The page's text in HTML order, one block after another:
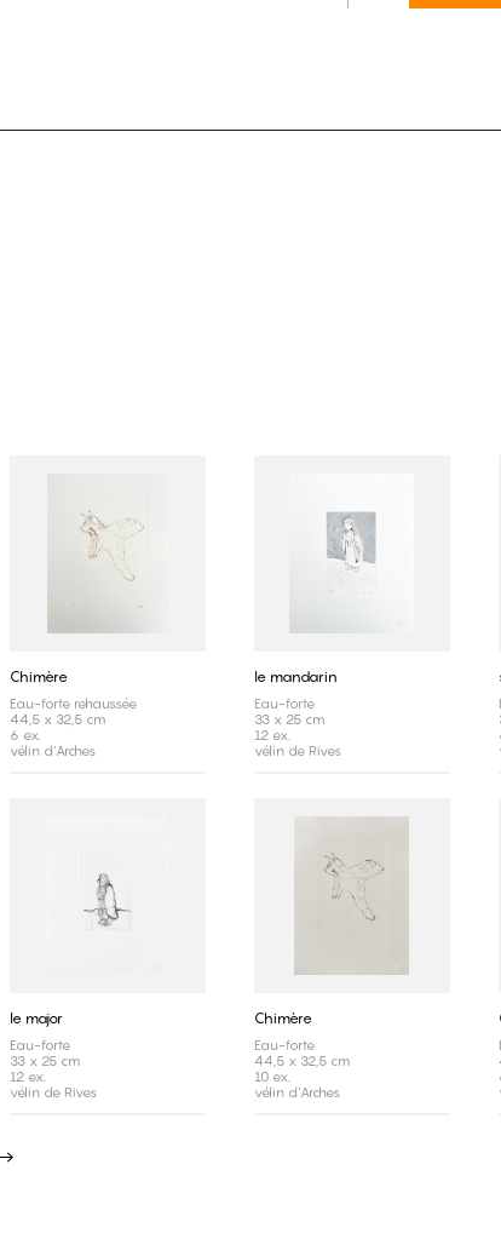
Chimère
Eau-forte rehaussée
44,5 x 32,5 cm
6 ex.
vélin d'Arches
le mandarin
Eau-forte
33 x 25 cm
12 ex.
vélin de Rives
le major
Eau-forte
33 x 25 cm
12 ex.
vélin de Rives
Chimère
Eau-forte
44,5 x 32,5 cm
10 ex.
vélin d'Arches